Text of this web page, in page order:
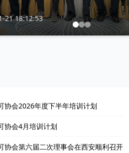
21 18:12:53
协会2026年度下半年培训计划
协会4月培训计划
协会第六届二次理事会在西安顺利召开